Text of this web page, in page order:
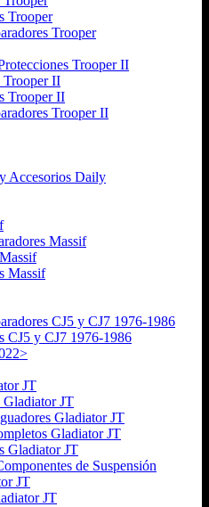
Trooper
Trooper
Trooper II
Trooper II
Trooper II
Trooper II
Accesorios Daily
Massif
Massif
CJ5 y CJ7 1976-1986
CJ5 y CJ7 1976-1986
JT
Gladiator JT
Gladiator JT
Gladiator JT
Gladiator JT
de Suspensión
JT
JT